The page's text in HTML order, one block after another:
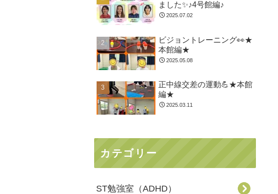
ました✨♪4号館編♪
2025.07.02
ビジョントレーニング👀★
本館編★
2025.05.08
正中線交差の運動💪★本館
編★
2025.03.11
カテゴリー
ST勉強室（ADHD）